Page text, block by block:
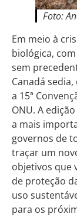
Foto:
Em meio à
biológica,
sem
Canadá
a 15ª
ONU. A
a mais
governos de
traçar um
objetivos que
de proteção
uso
para os